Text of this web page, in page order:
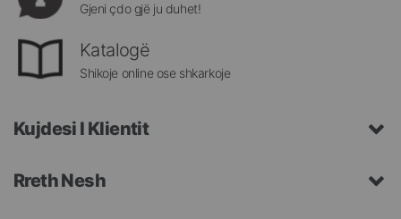
Gjeni çdo gjë ju duhet!
Katalogë
Shikoje online ose shkarkoje
Kujdesi I Klientit
Rreth Nesh